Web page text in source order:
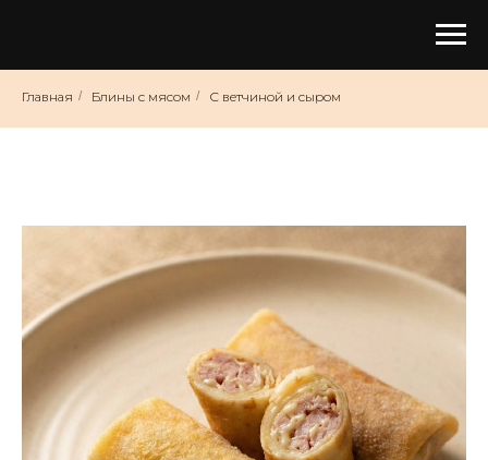
Главная / Блины с мясом / С ветчиной и сыром